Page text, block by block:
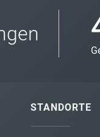
STANDORTE